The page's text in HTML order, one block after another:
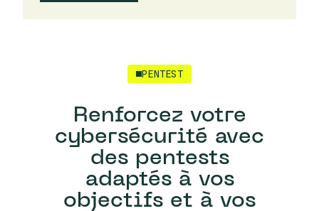
PENTEST
Renforcez votre
cybersécurité avec
des pentests
adaptés à vos
objectifs et à vos